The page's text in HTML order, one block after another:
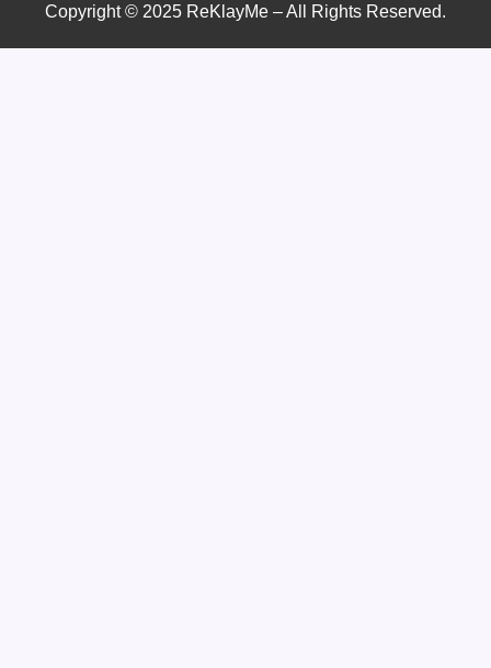
Copyright © 2025 ReKlayMe – All Rights Reserved.